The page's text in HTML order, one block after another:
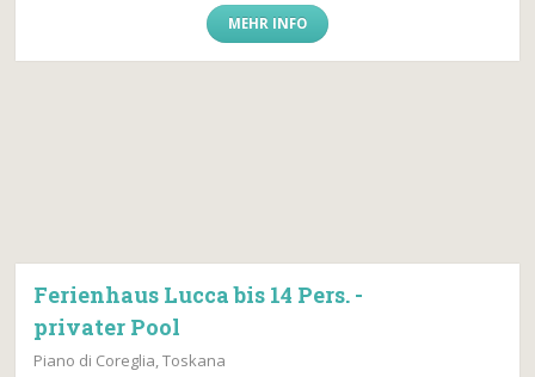
MEHR INFO
Ferienhaus Lucca bis 14 Pers. -
privater Pool
Piano di Coreglia, Toskana